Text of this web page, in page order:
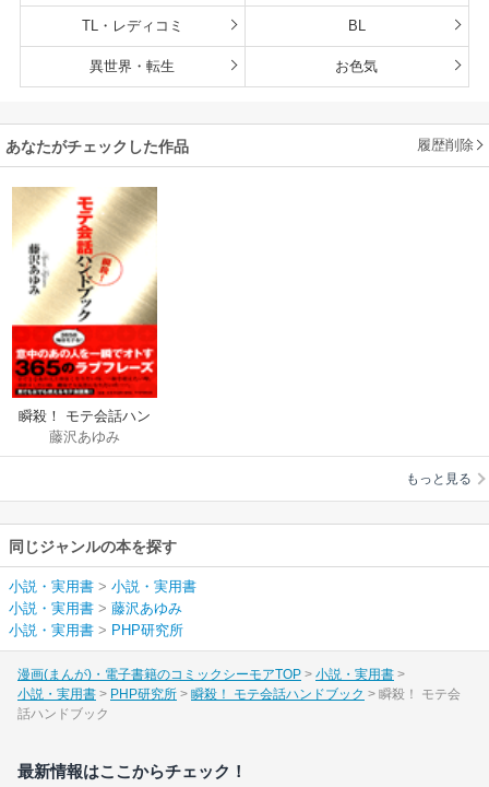
TL・レディコミ BL
異世界・転生 お色気
あなたがチェックした作品 履歴削除
瞬殺！ モテ会話ハン
ドブック
藤沢あゆみ
もっと見る
同じジャンルの本を探す
小説・実用書 > 小説・実用書
小説・実用書 > 藤沢あゆみ
小説・実用書 > PHP研究所
漫画(まんが)・電子書籍のコミックシーモアTOP
小説・実用書
小説・実用書
PHP研究所 瞬殺！ モテ会話ハンドブック
瞬殺！ モテ会
話ハンドブック
最新情報はここからチェック！